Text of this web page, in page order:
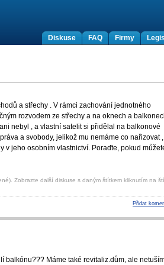
Firmy
FAQ
Diskuse
a střechy . V rámci zachování jednotného
rozvodem ze střechy a na oknech a
nebyl , a vlastní satelit si přidělal na balkonové
a svobody, jelikož mu nemáme co nařizovat ,
v jeho osobním vlastnictví. Poraďte, pokud
Zobrazte další diskuse s daným štítkem kliknutím na
Přidat
balkónu??? Máme také revitaliz.dům, ale